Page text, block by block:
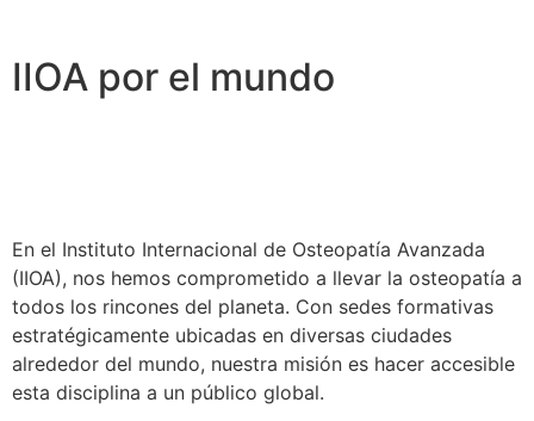
IIOA por el mundo
En el Instituto Internacional de Osteopatía Avanzada
(IIOA), nos hemos comprometido a llevar la osteopatía a
todos los rincones del planeta. Con sedes formativas
estratégicamente ubicadas en diversas ciudades
alrededor del mundo, nuestra misión es hacer accesible
esta disciplina a un público global.